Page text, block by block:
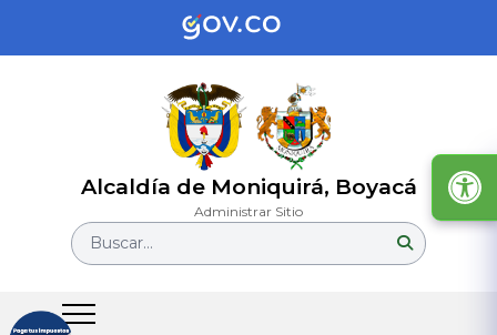
Alcaldía de Moniquirá, Boyacá
Administrar Sitio
Buscar...